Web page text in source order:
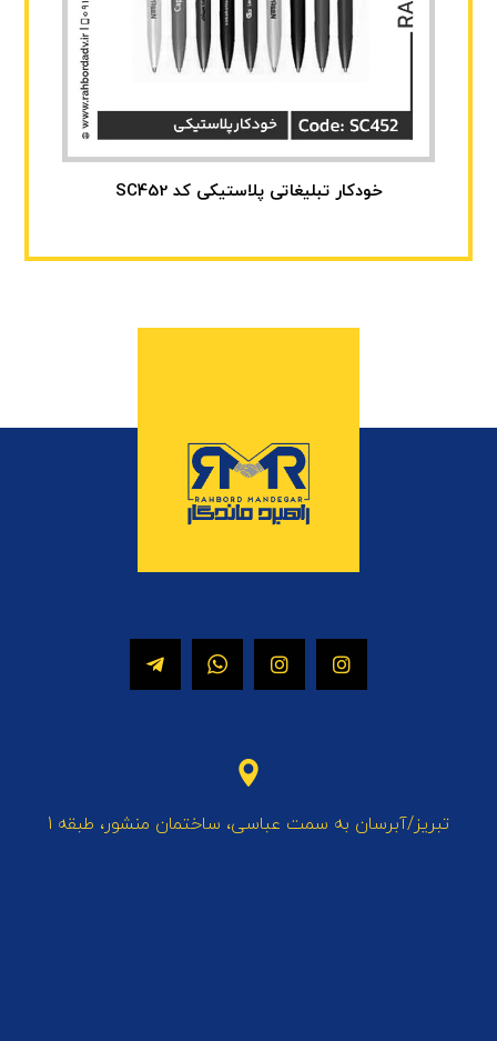
خودکار تبلیغاتی پلاستیکی کد SC452
تبریز/آبرسان به سمت عباسی، ساختمان منشور، طبقه 1